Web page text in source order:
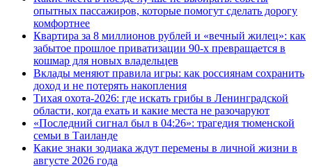
опытных пассажиров, которые помогут сделать дорогу
комфортнее
Квартира за 8 миллионов рублей и «вечный жилец»: как
забытое прошлое приватизации 90-х превращается в
кошмар для новых владельцев
Вклады меняют правила игры: как россиянам сохранить
доход и не потерять накопления
Тихая охота-2026: где искать грибы в Ленинградской
области, когда ехать и какие места не разочаруют
«Последний сигнал был в 04:26»: трагедия тюменской
семьи в Таиланде
Какие знаки зодиака ждут перемены в личной жизни в
августе 2026 года